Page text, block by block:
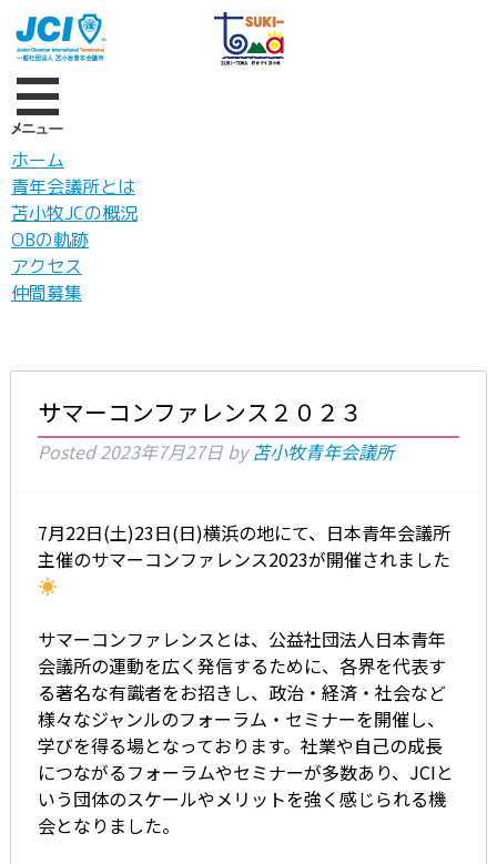
ホーム
青年会議所とは
苫小牧JCの概況
OBの軌跡
アクセス
仲間募集
サマーコンファレンス２０２３
Posted2023年7月27日 by 苫小牧青年会議所
7月22日(土)23日(日)横浜の地にて、日本青年会議所
主催のサマーコンファレンス2023が開催されました
サマーコンファレンスとは、公益社団法人日本青年
会議所の運動を広く発信するために、各界を代表す
る著名な有識者をお招きし、政治・経済・社会など
様々なジャンルのフォーラム・セミナーを開催し、
学びを得る場となっております。社業や自己の成長
につながるフォーラムやセミナーが多数あり、JCIと
いう団体のスケールやメリットを強く感じられる機
会となりました。